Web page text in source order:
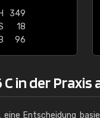
H
349
18
B
96
C in der Praxis
eine Entscheidung